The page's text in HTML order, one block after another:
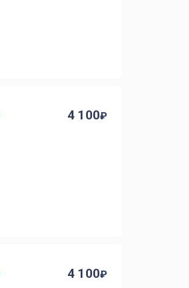
4 100
4 100